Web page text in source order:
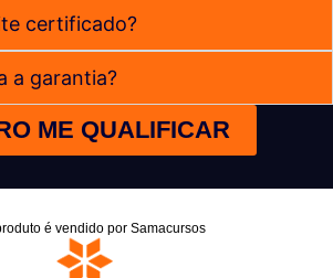
certificado?
a garantia?
ME QUALIFICAR
é vendido por Samacursos